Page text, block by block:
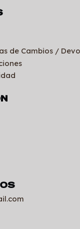
de Cambios /